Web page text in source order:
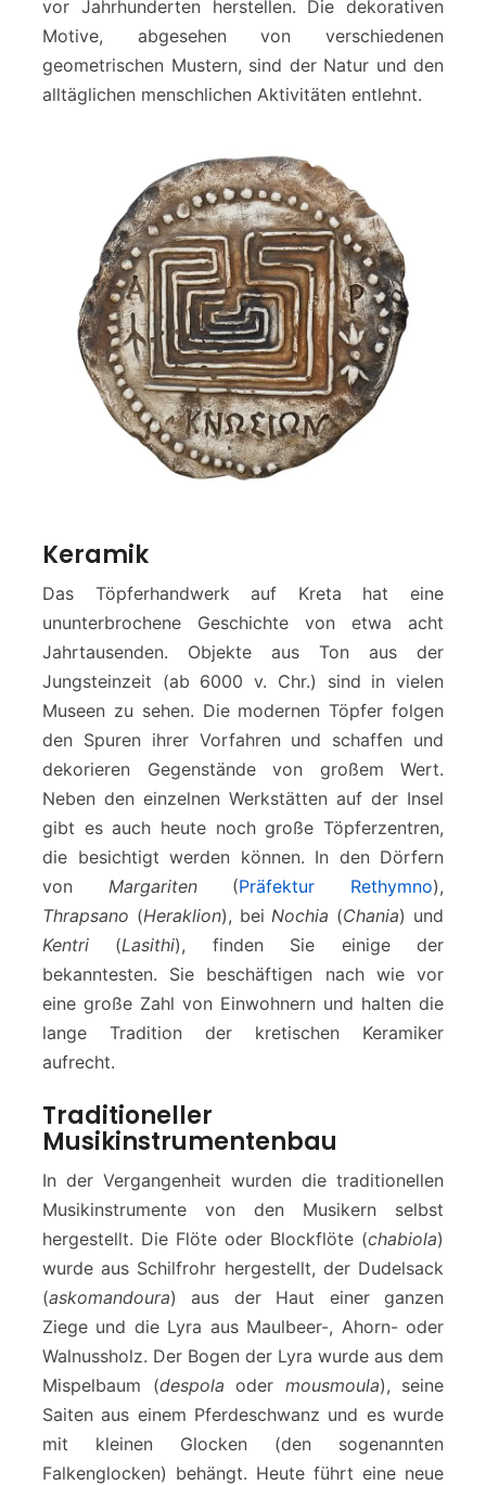
vor Jahrhunderten herstellen. Die dekorativen
Motive, abgesehen von verschiedenen
geometrischen Mustern, sind der Natur und den
alltäglichen menschlichen Aktivitäten entlehnt.
Keramik
Das Töpferhandwerk auf Kreta hat eine
ununterbrochene Geschichte von etwa acht
Jahrtausenden. Objekte aus Ton aus der
Jungsteinzeit (ab 6000 v. Chr.) sind in vielen
Museen zu sehen. Die modernen Töpfer folgen
den Spuren ihrer Vorfahren und schaffen und
dekorieren Gegenstände von großem Wert.
Neben den einzelnen Werkstätten auf der Insel
gibt es auch heute noch große Töpferzentren,
die besichtigt werden können. In den Dörfern
von Margariten(Präfektur Rethymno),
Thrapsano (Heraklion), bei Nochia (Chania) und
Kentri (Lasithi), finden Sie einige der
bekanntesten. Sie beschäftigen nach wie vor
eine große Zahl von Einwohnern und halten die
lange Tradition der kretischen Keramiker
aufrecht.
Traditioneller
Musikinstrumentenbau
In der Vergangenheit wurden die traditionellen
Musikinstrumente von den Musikern selbst
hergestellt. Die Flöte oder Blockflöte (chabiola)
wurde aus Schilfrohr hergestellt, der Dudelsack
(askomandoura) aus der Haut einer ganzen
Ziege und die Lyra aus Maulbeer-, Ahorn- oder
Walnussholz. Der Bogen der Lyra wurde aus dem
Mispelbaum (despola oder mousmoula), seine
Saiten aus einem Pferdeschwanz und es wurde
mit kleinen Glocken (den sogenannten
Falkenglocken) behängt. Heute führt eine neue